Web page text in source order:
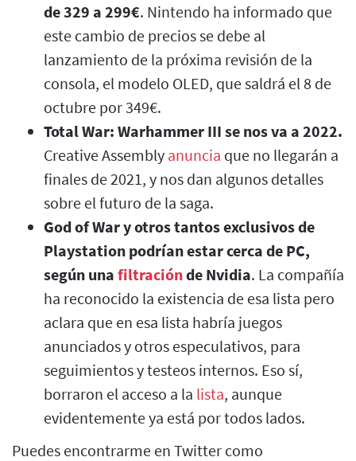
de 329 a 299€. Nintendo ha informado que
este cambio de precios se debe al
lanzamiento de la próxima revisión de la
consola, el modelo OLED, que saldrá el 8 de
octubre por 349€.
Total War: Warhammer III se nos va a 2022.
Creative Assembly anuncia que no llegarán a
finales de 2021, y nos dan algunos detalles
sobre el futuro de la saga.
God of War y otros tantos exclusivos de
Playstation podrían estar cerca de PC,
según una filtraciónde Nvidia. La compañía
ha reconocido la existencia de esa lista pero
aclara que en esa lista habría juegos
anunciados y otros especulativos, para
seguimientos y testeos internos. Eso sí,
borraron el acceso a la lista, aunque
evidentemente ya está por todos lados.
Puedes encontrarme en Twitter como